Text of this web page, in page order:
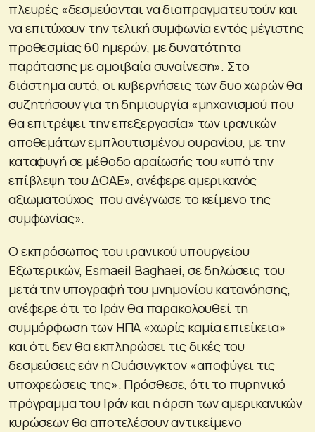
πλευρές «δεσμεύονται να διαπραγματευτούν και
να επιτύχουν την τελική συμφωνία εντός μέγιστης
προθεσμίας 60 ημερών, με δυνατότητα
παράτασης με αμοιβαία συναίνεση». Στο
διάστημα αυτό, οι κυβερνήσεις των δυο χωρών θα
συζητήσουν για τη δημιουργία «μηχανισμού που
θα επιτρέψει την επεξεργασία» των ιρανικών
αποθεμάτων εμπλουτισμένου ουρανίου, με την
καταφυγή σε μέθοδο αραίωσής του «υπό την
επίβλεψη του ΔΟΑΕ», ανέφερε αμερικανός
αξιωματούχος που ανέγνωσε το κείμενο της
συμφωνίας».
Ο εκπρόσωπος του ιρανικού υπουργείου
Εξωτερικών, Esmaeil Baghaei, σε δηλώσεις του
μετά την υπογραφή του μνημονίου κατανόησης,
ανέφερε ότι το Ιράν θα παρακολουθεί τη
συμμόρφωση των ΗΠΑ «χωρίς καμία επιείκεια»
και ότι δεν θα εκπληρώσει τις δικές του
δεσμεύσεις εάν η Ουάσινγκτον «αποφύγει τις
υποχρεώσεις της». Πρόσθεσε, ότι το πυρηνικό
πρόγραμμα του Ιράν και η άρση των αμερικανικών
κυρώσεων θα αποτελέσουν αντικείμενο